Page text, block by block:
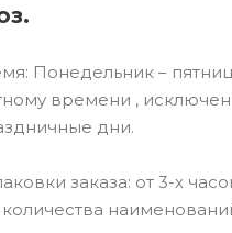
Понедельник –
времени ,
дни.
заказа: от 3-х